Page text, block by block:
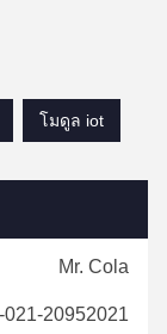
โมดูล iot
Mr. Cola
021-20952021